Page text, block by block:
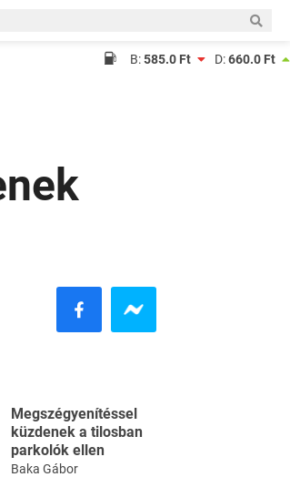
B:585.0 Ft D:660.0 Ft
Megszégyenítéssel
küzdenek a tilosban
parkolók ellen
Baka Gábor